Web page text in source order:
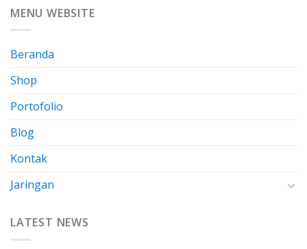
MENU WEBSITE
Beranda
Shop
Portofolio
Blog
Kontak
Jaringan
LATEST NEWS